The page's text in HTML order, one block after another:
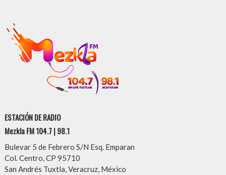
ESTACIÓN DE RADIO
Mezkla FM 104.7 | 98.1
Bulevar 5 de Febrero S/N Esq. Emparan
Col. Centro, CP 95710
San Andrés Tuxtla, Veracruz, México